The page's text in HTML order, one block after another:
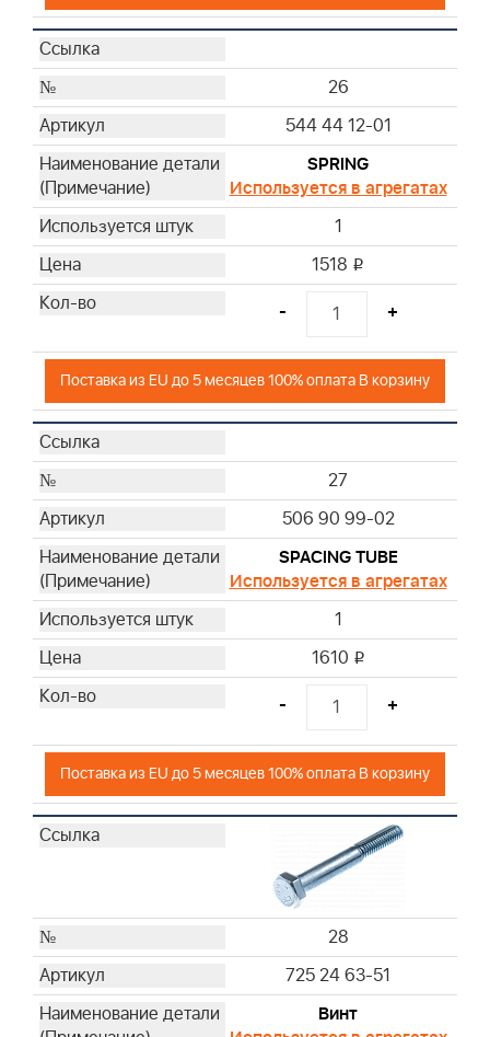
26
544 44 12-01
SPRING
Используется в агрегатах
1
1518 i
- +
Поставка из EU до 5 месяцев 100% оплата В корзину
27
506 90 99-02
SPACING TUBE
Используется в агрегатах
1
1610 i
- +
Поставка из EU до 5 месяцев 100% оплата В корзину
28
725 24 63-51
Винт